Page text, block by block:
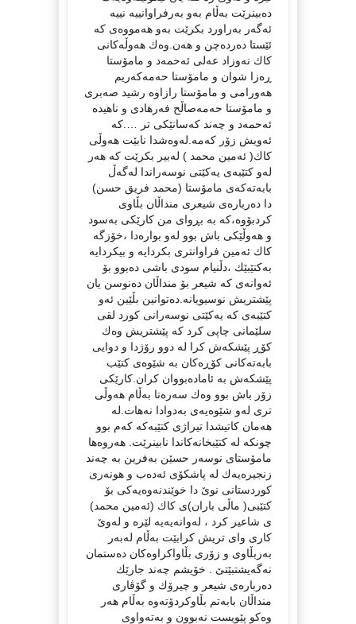
ده‌بینرێت به‌ڵام به‌و به‌رفراوانییه‌ نییه‌
ئه‌گه‌ر به‌راورد بكرێت به‌و هه‌مووه‌ی كه‌
ئێستا ده‌رده‌چن و هه‌ن.وه‌ك هه‌وڵه‌كانی
كاك نه‌وزاد عه‌لی ئه‌حمه‌د و مامۆستا
ڕه‌زا شوان و مامۆستا حه‌مه‌كه‌ریم
هه‌ورامی و مامۆستا رازاوه‌ رشید صه‌بری
و مامۆستا حه‌مه‌صاڵح فه‌رهادی و ناهیده‌
ئه‌حمه‌د و چه‌ند كه‌سانێكی تر ….كه‌
ئه‌ویش زۆر كه‌مه‌.له‌وه‌شدا نابێت هه‌وڵی
كاك( ئه‌مین محمد ) له‌بیر بكرێت كه‌ هه‌ر
له‌و كتێبه‌ی یه‌كێتی نوسه‌راندا له‌گه‌ڵ
بابه‌ته‌كه‌ی مامۆستا (محمد فریق حسن)
دا ده‌رباره‌ی شیعری منداڵان بڵاوی
كردبۆوه‌،كه‌ به‌ بڕوای من كارێكی به‌سود
و هه‌وڵێكی باش بوو له‌و بواره‌دا ،خۆزگه‌
كاك ئه‌مین فراوانتری بكردایه‌ و بیكردایه‌
به‌كتێبێك ،دڵنیام سودی باشی ده‌بوو بۆ
ئه‌وانه‌ی كه‌ شیعر بۆ منداڵان ده‌نوسن یان
پێشتریش نوسیویانه‌.ده‌توانین بڵێین ئه‌و
كتێبه‌ی كه‌ یه‌كێتی نوسه‌رانی كورد لقی
سلێمانی چاپی كرد كه‌ پێشتریش وه‌ك
كۆڕ پێشكه‌ش كرا له‌ دوو رۆژدا و دوایی
بابه‌ته‌كانی كۆڕه‌كان به‌ شێوه‌ی كتێب
پێشكه‌ش به‌ ئاماده‌بووان كران.كارێكی
زۆر باش بوو وه‌ك سه‌ره‌تا به‌ڵام هه‌وڵی
تری له‌و شێوه‌یه‌ی به‌دوادا نه‌هات.له‌
هه‌مان كاتیشدا تیراژی كتێبه‌كه‌ كه‌م بوو
چونكه‌ له‌ كتێبخانه‌كاندا نابینرێت. هه‌روه‌ها
مامۆستای نوسه‌ر حسێن به‌فرین به‌ چه‌ند
زنجیره‌یه‌ك له‌ پاشكۆی ئه‌ده‌ب و هونه‌ری
كوردستانی نوێ دا خوێندنه‌وه‌یه‌كی بۆ
كتێبی( ماڵی باران)ی كاك (ئه‌مین محمد)
ی شاعیر كرد ، له‌وانه‌یه‌یه‌ لێره‌ و له‌وێ
كاری وای تریش كرابێت به‌ڵام له‌به‌ر
به‌ربڵاوی و زۆری بڵاواكراوه‌كان ده‌ستمان
نه‌گه‌یشتبێتێ . خۆیشم چه‌ند جارێك
ده‌رباره‌ی شیعر و چیرۆك و گۆڤاری
منداڵان بابه‌تم بڵاوكردۆته‌وه‌ به‌ڵام هه‌ر
وه‌كو پێویست نه‌بوون و به‌ته‌واوی